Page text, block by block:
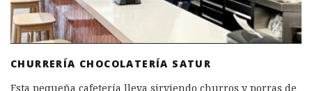
CHURRERÍA CHOCOLATERÍA SATUR
Esta pequeña cafetería lleva sirviendo churros y porras de